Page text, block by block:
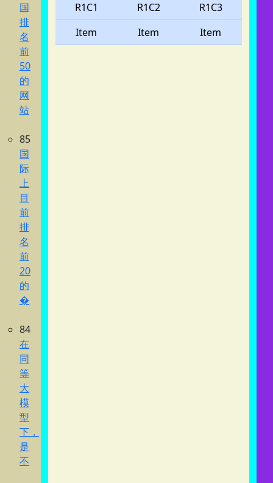
国
排
名
前
50
的
网
站
85
国
际
上
目
前
排
名
前
20
的
�
84
在
同
等
大
模
型
下，
是
不
R1C1
R1C2
R1C3
Item
Item Item